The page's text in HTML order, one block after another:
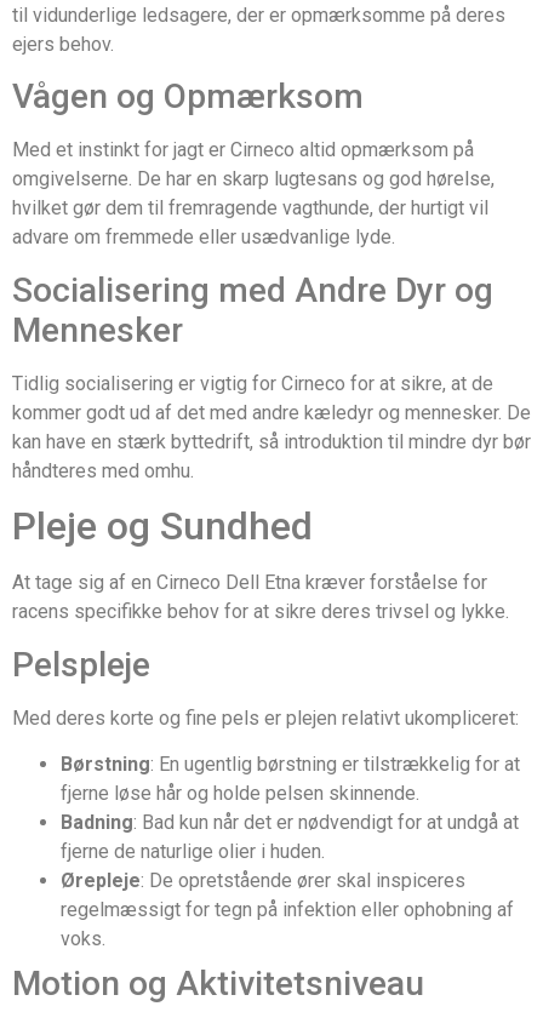
til vidunderlige ledsagere, der er opmærksomme på deres
ejers behov.
Vågen og Opmærksom
Med et instinkt for jagt er Cirneco altid opmærksom på
omgivelserne. De har en skarp lugtesans og god hørelse,
hvilket gør dem til fremragende vagthunde, der hurtigt vil
advare om fremmede eller usædvanlige lyde.
Socialisering med Andre Dyr og
Mennesker
Tidlig socialisering er vigtig for Cirneco for at sikre, at de
kommer godt ud af det med andre kæledyr og mennesker. De
kan have en stærk byttedrift, så introduktion til mindre dyr bør
håndteres med omhu.
Pleje og Sundhed
At tage sig af en Cirneco Dell Etna kræver forståelse for
racens specifikke behov for at sikre deres trivsel og lykke.
Pelspleje
Med deres korte og fine pels er plejen relativt ukompliceret:
Børstning: En ugentlig børstning er tilstrækkelig for at
fjerne løse hår og holde pelsen skinnende.
Badning: Bad kun når det er nødvendigt for at undgå at
fjerne de naturlige olier i huden.
Ørepleje: De opretstående ører skal inspiceres
regelmæssigt for tegn på infektion eller ophobning af
voks.
Motion og Aktivitetsniveau